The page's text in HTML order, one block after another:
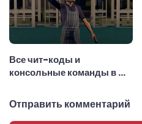
Все чит-коды и
консольные команды в My
Отправить комментарий